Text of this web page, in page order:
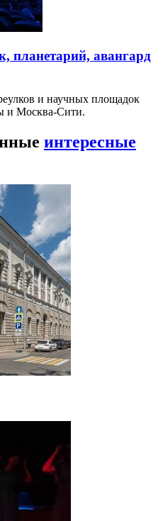
планетарий, авангард
и научных площадок
и Москва-Сити.
интересные